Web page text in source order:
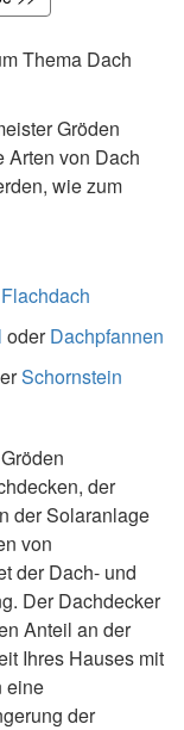
Thema Dach
Gröden
Arten von Dach
wie zum
Flachdach
oderDachpfannen
Schornstein
der
der Solaranlage
von
der Dach- und
Der Dachdecker
Anteil an der
Ihres Hauses mit
eine
der